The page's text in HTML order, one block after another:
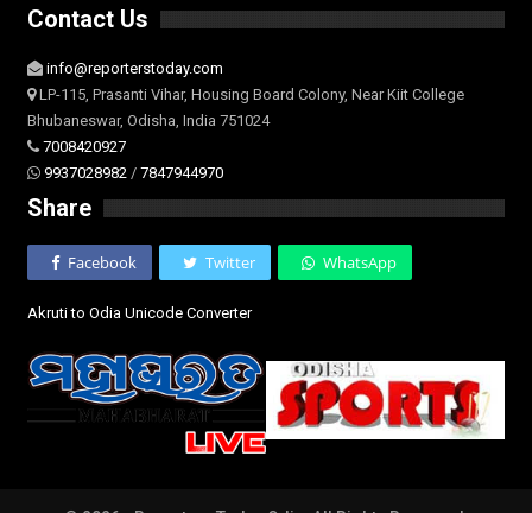
Contact Us
info@reporterstoday.com
LP-115, Prasanti Vihar, Housing Board Colony, Near Kiit College
Bhubaneswar, Odisha, India 751024
7008420927
9937028982 / 7847944970
Share
Facebook Twitter WhatsApp
Akruti to Odia Unicode Converter